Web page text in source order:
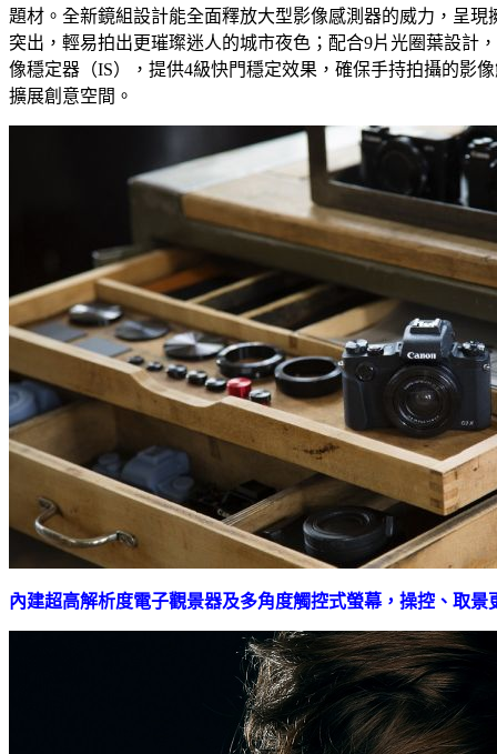
題材。全新鏡組設計能全面釋放大型影像感測器的威力，呈
突出，輕易拍出更璀璨迷人的城市夜色；配合9片光圈葉設計
像穩定器（IS），提供4級快門穩定效果，確保手持拍攝的影
擴展創意空間。
內建超高解析度電子觀景器及多角度觸控式螢幕，操控、取景